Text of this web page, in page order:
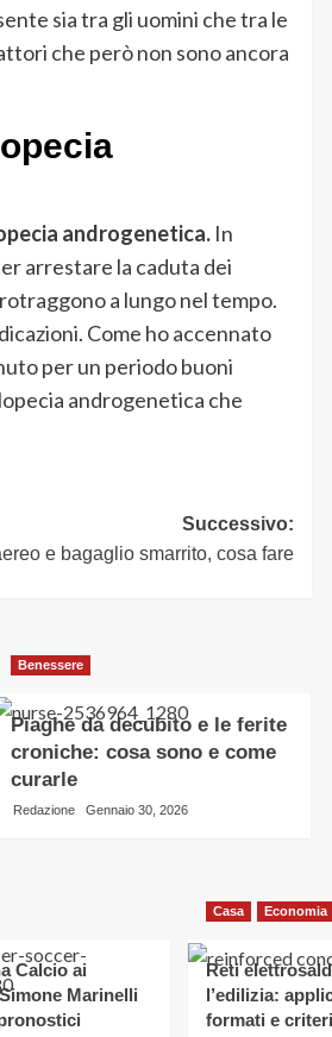
sia tra gli uomini che tra le
che però non sono ancora
androgenetica. In
arrestare la caduta dei
a lungo nel tempo.
Come ho accennato
per un periodo buoni
androgenetica che
Successivo:
e bagaglio smarrito, cosa fare
Benessere
Piaghe da decubito e le ferite
croniche: cosa sono e come
curarle
Redazione Gennaio 30, 2026
Calcio ai
Marinelli
Casa Economia
Reti
l’edilizia:
formati e